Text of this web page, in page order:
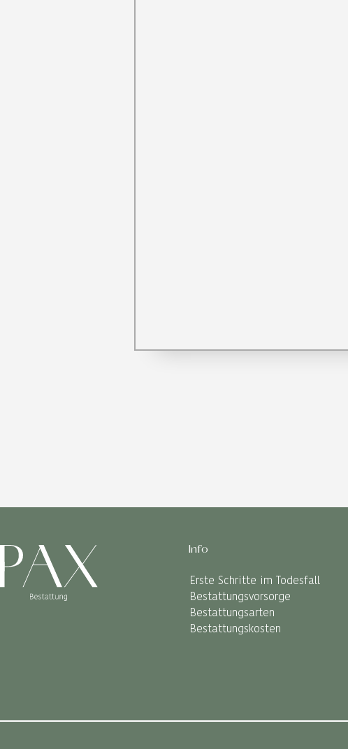
Info
Erste Schritte im Todesfall
Bestattungsvorsorge
Bestattungsarten
Bestattungskosten